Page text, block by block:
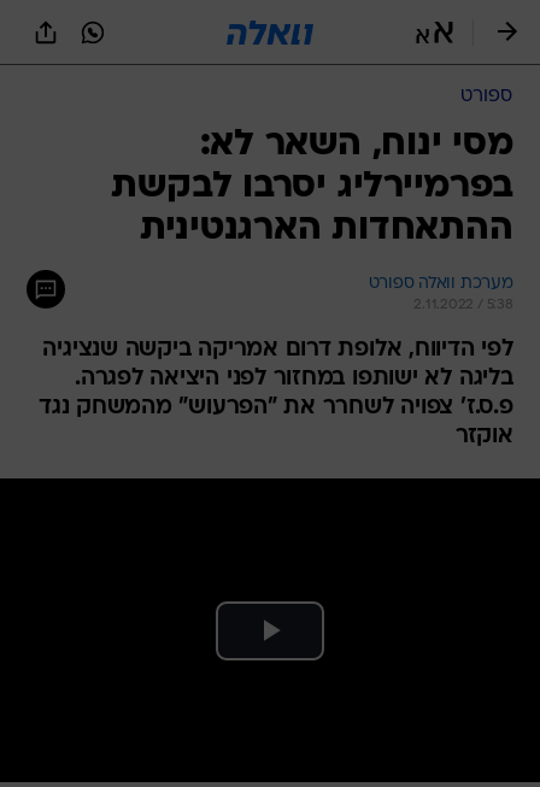
ספורט
מסי ינוח, השאר לא:
בפרמיירליג יסרבו לבקשת
ההתאחדות הארגנטינית
מערכת וואלה ספורט
2.11.2022 / 5:38
לפי הדיווח, אלופת דרום אמריקה ביקשה שנציגיה
בליגה לא ישותפו במחזור לפני היציאה לפגרה.
פ.ס.ז' צפויה לשחרר את "הפרעוש" מהמשחק נגד
אוקזר